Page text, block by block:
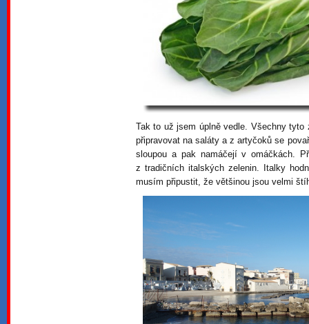
Tak to už jsem úplně vedle. Všechny
připravovat na saláty a z artyčoků se
sloupou a pak namáčejí v omáčkách.
z tradičních italských zelenin. Italky
musím připustit, že většinou jsou velmi